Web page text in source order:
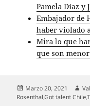
Pamela Díaz y
Embajador de
haber violado
Mira lo que
que son
Publicado
el
Marzo 20, 2021
Rosenthal,Got talent Chile,